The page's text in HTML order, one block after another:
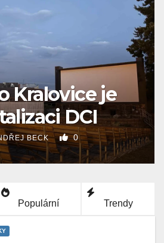
Kralovice je
DCI
BECK 0
Populární Trendy